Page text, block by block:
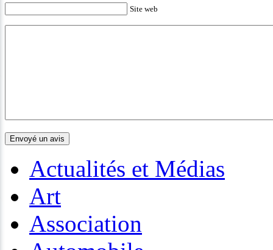
Site web
Actualités et Médias
Art
Association